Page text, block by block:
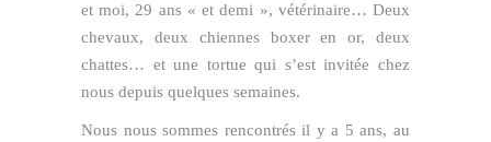
et moi, 29 ans « et demi », vétérinaire… Deux
chevaux, deux chiennes boxer en or, deux
chattes… et une tortue qui s’est invitée chez
nous depuis quelques semaines.
Nous nous sommes rencontrés il y a 5 ans, au